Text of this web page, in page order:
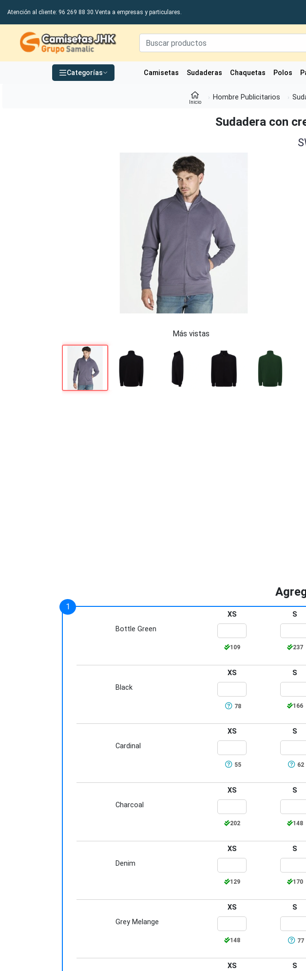
Atención al cliente: 96 269 88 30.Venta a empresas y particulares.
Grupo Samalic S.L
Categorías Camisetas Sudaderas Chaquetas Polos
Inicio
Hombre Publicitarios
Sudadera con
Más vistas
Bottle Green
XS
109
S
237
Black
XS
78
S
166
Cardinal
XS
55
S
62
Charcoal
XS
202
S
148
Denim
XS
129
S
170
Grey Melange
XS
148
S
77
XS S